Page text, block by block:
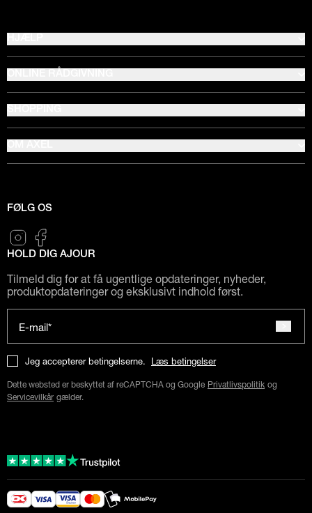
FØLG OS
HOLD DIG AJOUR
Tilmeld dig for at få ugentlige opdateringer, nyheder,
produktopdateringer og eksklusivt indhold først.
E-mail*
Jeg accepterer betingelserne. Læs betingelser
Dette websted er beskyttet af reCAPTCHA og Google Privatlivspolitik og
Servicevilkår gælder.